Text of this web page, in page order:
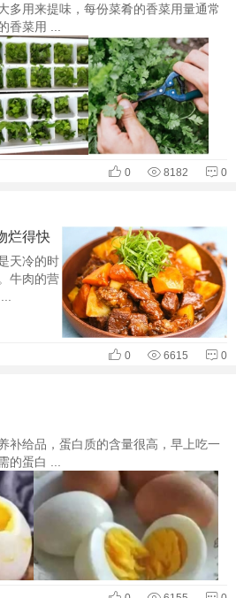
多用来提味，每份菜肴的香菜用量通常
香菜用 ...
0 8182 0
烂得快
天冷的时
牛肉的营
0 6615 0
补给品，蛋白质的含量很高，早上吃一
的蛋白 ...